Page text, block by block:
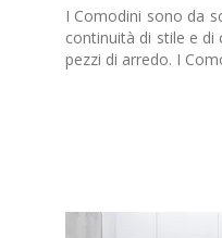
I Comodini sono da
continuità di stile e
pezzi di arredo. I